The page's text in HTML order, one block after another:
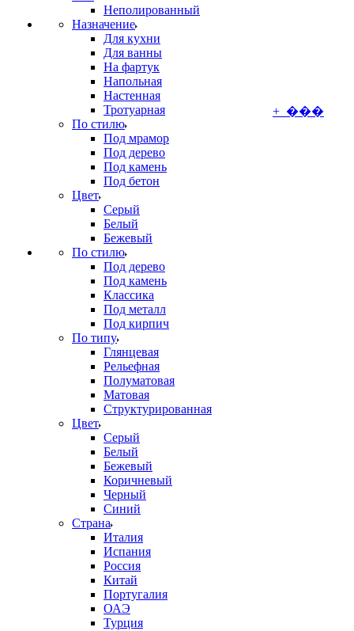
Неполированный
Назначение
Для кухни
Для ванны
На фартук
Напольная
Настенная
Тротуарная
По стилю
Под мрамор
Под дерево
Под камень
Под бетон
Цвет
Серый
Белый
Бежевый
По стилю
Под дерево
Под камень
Классика
Под металл
Под кирпич
По типу
Глянцевая
Рельефная
Полуматовая
Матовая
Структурированная
Цвет
Серый
Белый
Бежевый
Коричневый
Черный
Синий
Страна
Италия
Испания
Россия
Китай
Португалия
ОАЭ
Турция
+ ���